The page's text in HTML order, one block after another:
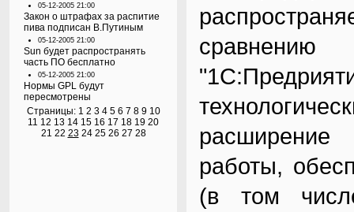
05-12-2005 21:00
Закон о штрафах за распитие
пива подписан В.Путиным
05-12-2005 21:00
Sun будет распространять
часть ПО бесплатно
05-12-2005 21:00
Нормы GPL будут
пересмотрены
Страницы: 1 2 3 4 5 6 7 8 9 10
11 12 13 14 15 16 17 18 19 20
21 22 23 24 25 26 27 28
расширение
работы,
(в том